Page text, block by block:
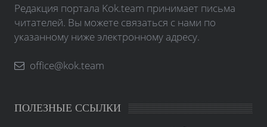
Редакция портала Kok.team принимает письма
читателей. Вы можете связаться с нами по
указанному ниже электронному адресу.
office@kok.team
ПОЛЕЗНЫЕ ССЫЛКИ